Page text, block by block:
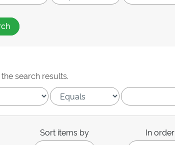
search results.
Sort items by In order